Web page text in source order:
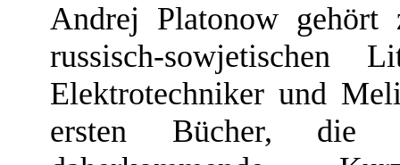
Andrej Platonow gehört
russisch-sowjetischen
Elektrotechniker und
ersten Bücher, die